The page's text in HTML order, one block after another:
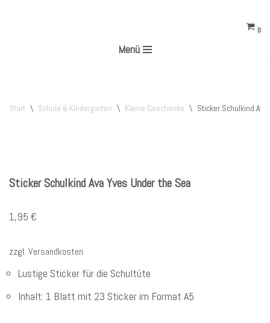
0
Menü
Start \ Schule & Kindergarten \ Kleine Geschenke \ Sticker Schulkind
Sticker Schulkind Ava Yves Under the Sea
1,95 €
zzgl. Versandkosten
Lustige Sticker für die Schultüte
Inhalt: 1 Blatt mit 23 Sticker im Format A5